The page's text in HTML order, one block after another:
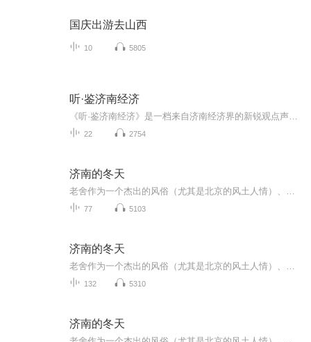
国庆出游去山西
10 5805
听·鉴济南经济
22 2754
济南的冬天
77 5103
济南的冬天
132 5310
济南的冬天